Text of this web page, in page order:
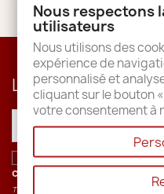
Lettre
J'accepte les
confidentialité.
This site is protected by recaptcha and
Nous respectons
utilisateurs
Nous utilisons des
expérience de
personnalisé et
cliquant sur le bouton
votre consentement à